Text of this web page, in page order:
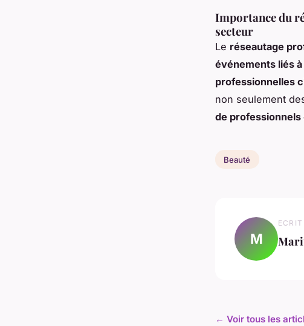
Importance du
secteur
Le réseautage
événements liés
professionnelles
non seulement
de professionnels
Beauté
M
ECRIT
← Voir tous les